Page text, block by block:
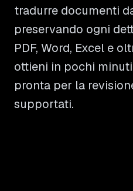
tradurre documenti
preservando ogni
PDF, Word, Excel e
ottieni in pochi
pronta per la
supportati.